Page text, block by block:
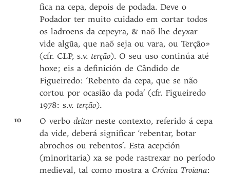
fica na cepa, depois de podada. Deve o
Podador ter muito cuidado em cortar todos
os ladroens da cepeyra, & naõ lhe deyxar
vide algũa, que naõ seja ou vara, ou Terção»
(cfr. CLP, s.v.terção). O seu uso continúa até
hoxe; eis a definición de Cândido de
Figueiredo: ‘Rebento da cepa, que se não
cortou por ocasião da poda’ (cfr. Figueiredo
1978: s.v.terção).
10 O verbodeitarneste contexto, referido á cepa
da vide, deberá significar ‘rebentar, botar
abrochos ou rebentos’. Esta acepción
(minoritaria) xa se pode rastrexar no período
medieval, tal como mostra aCrónica Troiana: